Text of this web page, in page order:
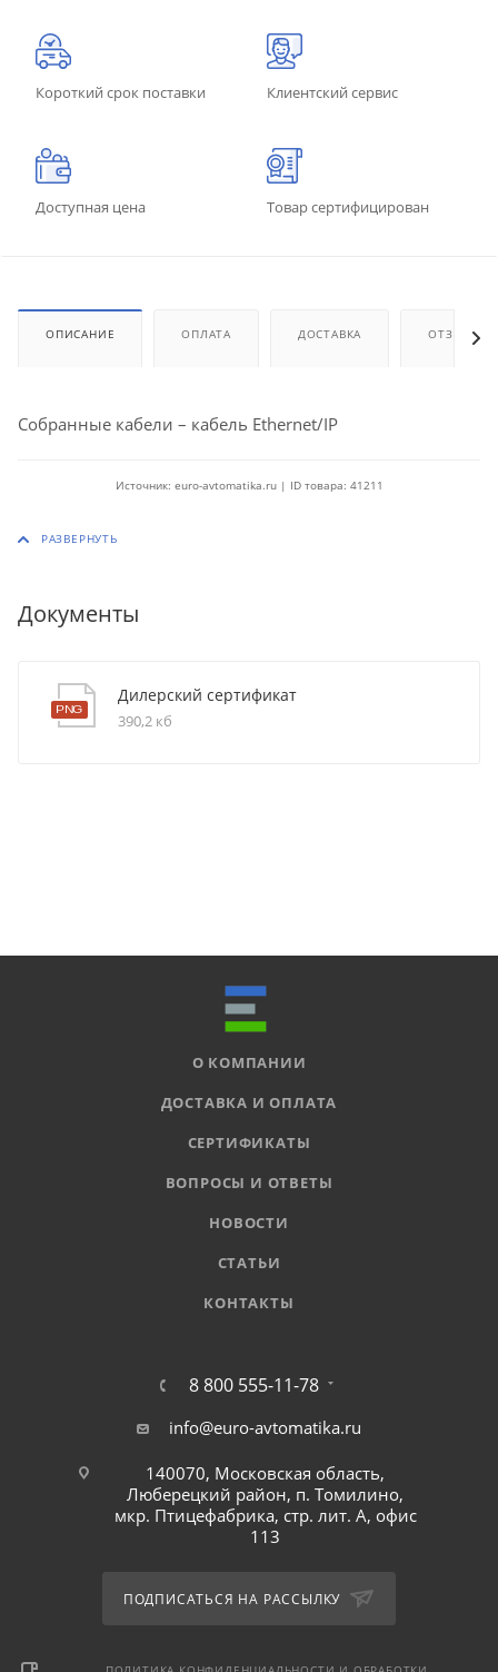
Короткий срок поставки Клиентский сервис
Доступная цена Товар сертифицирован
ОПИСАНИЕ ОПЛАТА ДОСТАВКА ОТЗЫВЫ
Собранные кабели – кабель Ethernet/IP
Источник: euro-avtomatika.ru | ID товара: 41211
Документы
Дилерский сертификат
390,2 кб
О КОМПАНИИ
ДОСТАВКА И ОПЛАТА
СЕРТИФИКАТЫ
ВОПРОСЫ И ОТВЕТЫ
НОВОСТИ
СТАТЬИ
КОНТАКТЫ
8 800 555-11-78
info@euro-avtomatika.ru
140070, Московская область,
Люберецкий район, п. Томилино,
мкр. Птицефабрика, стр. лит. А, офис
113
ПОДПИСАТЬСЯ НА РАССЫЛКУ